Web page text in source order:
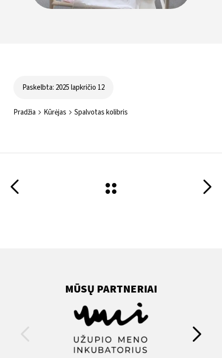
Paskelbta: 2025 lapkričio 12
Pradžia Kūrėjas Spalvotas kolibris
MŪSŲ PARTNERIAI